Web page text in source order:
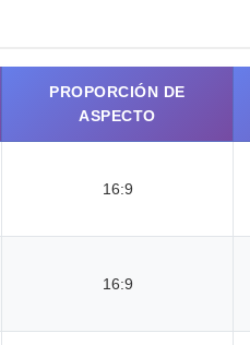
PROPORCIÓN DE
ASPECTO
16:9
16:9